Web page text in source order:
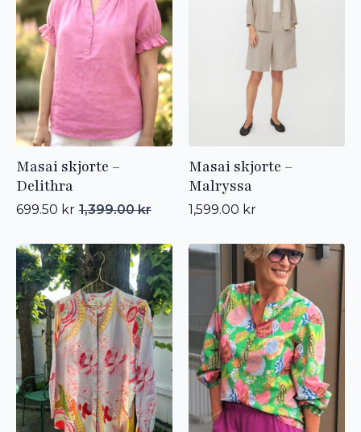
Masai skjorte –
Delithra
1,399.00kr
Opprinnelig
var:
1,399.00 kr.
699.50 kr
Nåværende
er:
699.50 kr.
Masai skjorte –
Malryssa
1,599.00 kr